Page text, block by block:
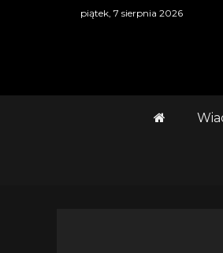
piątek, 7 sierpnia 2026